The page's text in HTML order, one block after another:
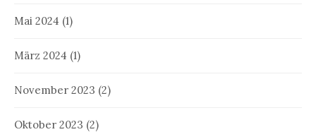
Mai 2024 (1)
März 2024 (1)
November 2023 (2)
Oktober 2023 (2)